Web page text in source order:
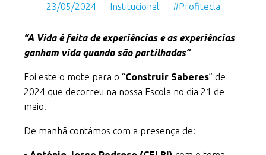
23/05/2024 Institucional #Profitecla
“A Vida é feita de experiências e as experiências
ganham vida quando são partilhadas”
Foi este o mote para o “Construir Saberes” de
2024 que decorreu na nossa Escola no dia 21 de
maio.
De manhã contámos com a presença de: